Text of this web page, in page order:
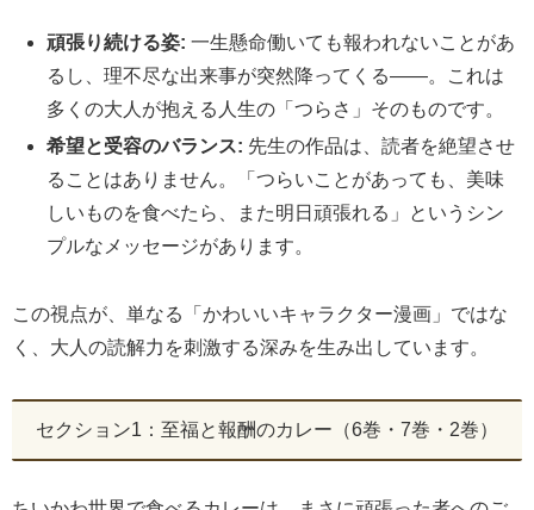
頑張り続ける姿: 一生懸命働いても報われないことがあ
るし、理不尽な出来事が突然降ってくる――。これは
多くの大人が抱える人生の「つらさ」そのものです。
希望と受容のバランス: 先生の作品は、読者を絶望させ
ることはありません。「つらいことがあっても、美味
しいものを食べたら、また明日頑張れる」というシン
プルなメッセージがあります。
この視点が、単なる「かわいいキャラクター漫画」ではな
く、大人の読解力を刺激する深みを生み出しています。
セクション1：至福と報酬のカレー（6巻・7巻・2巻）